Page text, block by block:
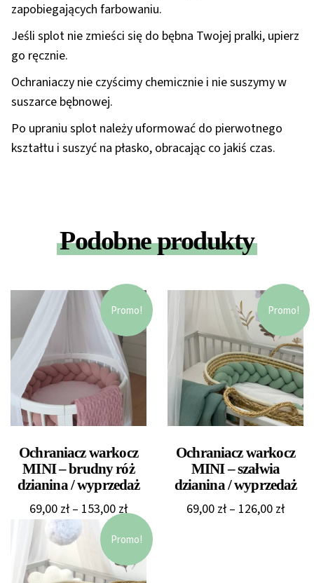
zapobiegających farbowaniu.
Jeśli splot nie zmieści się do bębna Twojej pralki, upierz
go ręcznie.
Ochraniaczy nie czyścimy chemicznie i nie suszymy w
suszarce bębnowej.
Po upraniu splot należy uformować do pierwotnego
kształtu i suszyć na płasko, obracając co jakiś czas.
Podobne produkty
Promo!
Ochraniacz warkocz
MINI – brudny róż
dzianina / wyprzedaż
69,00 zł – 153,00złZakres
cen:
od
69,00 zł
Promo!
Ochraniacz warkocz
MINI – szałwia
dzianina / wyprzedaż
69,00 zł – 126,00 zł
Promo!